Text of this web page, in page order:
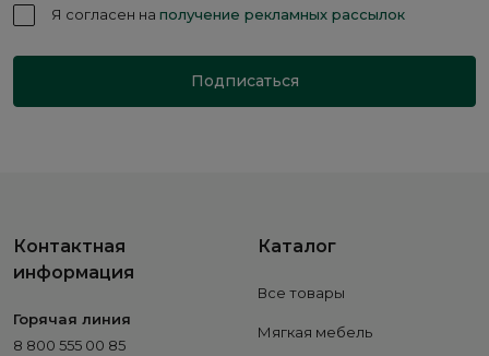
Я согласен на получение рекламных рассылок
Подписаться
Контактная
информация
Горячая линия
8 800 555 00 85
Каталог
Все товары
Мягкая мебель